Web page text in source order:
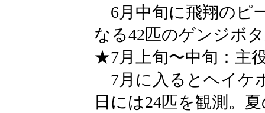
6月中旬に飛翔のピ
なる42匹のゲンジボ
★7月上旬〜中旬：主
7月に入るとヘイケ
日には24匹を観測。